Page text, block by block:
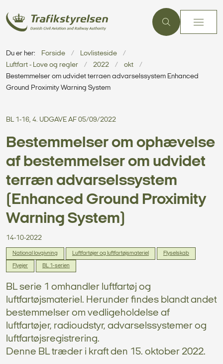
Du er her: Forside
Lovlisteside
Luftfart - Love og regler
2022
okt
Bestemmelser om udvidet terraen advarselssystem Enhanced
Ground Proximity Warning System
BL 1-16, 4. UDGAVE AF 05/09/2022
Bestemmelser om ophævelse
af bestemmelser om udvidet
terræn advarselssystem
(Enhanced Ground Proximity
Warning System)
14-10-2022
National lovgivning Luftfartøjer og luftfartøjsmateriel Flyselskab
Flyejer BL 1-serien
BL serie 1 omhandler luftfartøj og
luftfartøjsmateriel. Herunder findes blandt andet
bestemmelser om vedligeholdelse af
luftfartøjer, radioudstyr, advarselssystemer og
luftfartøjsregistrering.
Denne BL træder i kraft den 15. oktober 2022.